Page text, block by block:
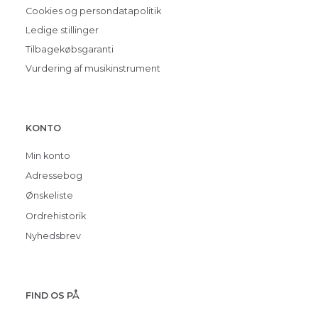
Cookies og persondatapolitik
Ledige stillinger
Tilbagekøbsgaranti
Vurdering af musikinstrument
KONTO
Min konto
Adressebog
Ønskeliste
Ordrehistorik
Nyhedsbrev
FIND OS PÅ